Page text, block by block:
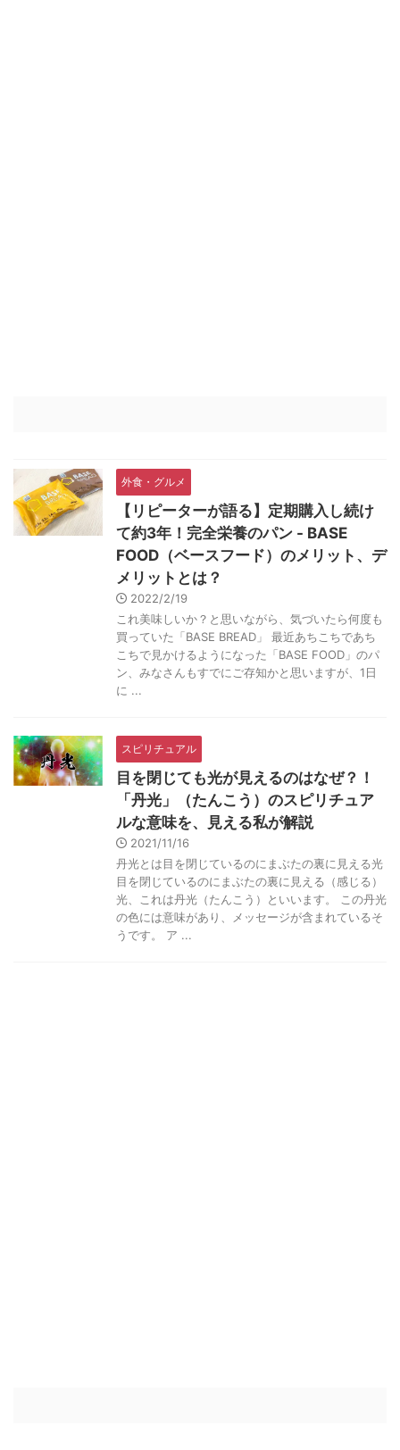
外食・グルメ
【リピーターが語る】定期購入し続け
て約3年！完全栄養のパン - BASE
FOOD（ベースフード）のメリット、デ
メリットとは？
2022/2/19
これ美味しいか？と思いながら、気づいたら何度も
買っていた「BASE BREAD」 最近あちこちであち
こちで見かけるようになった「BASE FOOD」のパ
ン、みなさんもすでにご存知かと思いますが、1日
に ...
スピリチュアル
目を閉じても光が見えるのはなぜ？！
「丹光」（たんこう）のスピリチュア
ルな意味を、見える私が解説
2021/11/16
丹光とは目を閉じているのにまぶたの裏に見える光
目を閉じているのにまぶたの裏に見える（感じる）
光、これは丹光（たんこう）といいます。 この丹光
の色には意味があり、メッセージが含まれているそ
うです。 ア ...